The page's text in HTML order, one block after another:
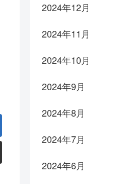
2024年12月
2024年11月
2024年10月
2024年9月
2024年8月
2024年7月
2024年6月